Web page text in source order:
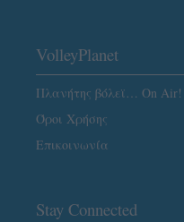
VolleyPlanet
Πλανήτης βόλεϊ… On Air!
Όροι Χρήσης
Επικοινωνία
Stay Connected